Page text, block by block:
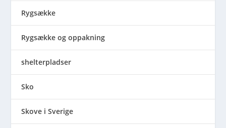
Rygsække
Rygsække og oppakning
shelterpladser
Sko
Skove i Sverige